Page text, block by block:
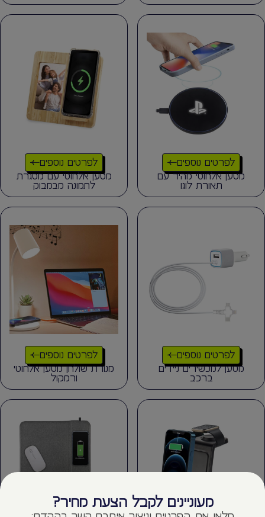
לפרטים נוספים
מטען אלחוטי מהיר עם
תאורת לוגו
לפרטים נוספים
מטען אלחוטי עם מסגרת
לתמונה מבמבוק
לפרטים נוספים
מטען למכשירים ניידים
ברכב
לפרטים נוספים
מנורת שולחן מטען אלחוטי
ורמקול
מעוניינים לקבל הצעת מחיר?